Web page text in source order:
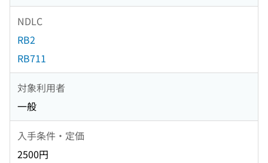
NDLC
RB2
RB711
対象利用者
一般
入手条件・定価
2500円